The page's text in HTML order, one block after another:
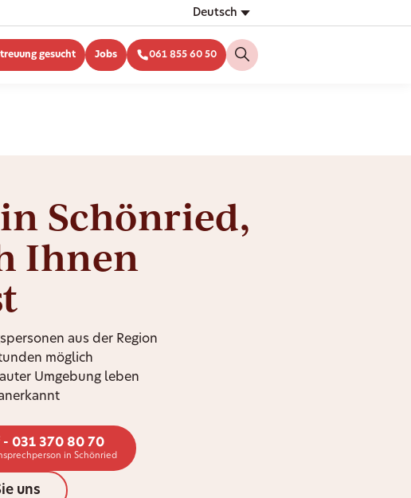
Deutsch
gesucht Jobs 061 855 60 50
Schönried,
Ihnen
aus der Region
möglich
Umgebung leben
031 370 80 70
in Schönried
uns